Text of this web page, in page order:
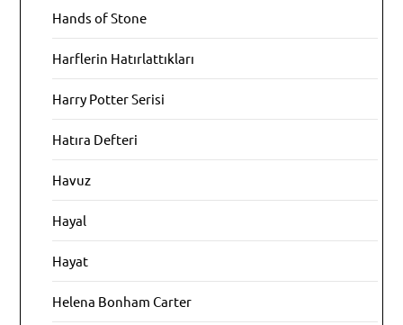
Hands of Stone
Harflerin Hatırlattıkları
Harry Potter Serisi
Hatıra Defteri
Havuz
Hayal
Hayat
Helena Bonham Carter